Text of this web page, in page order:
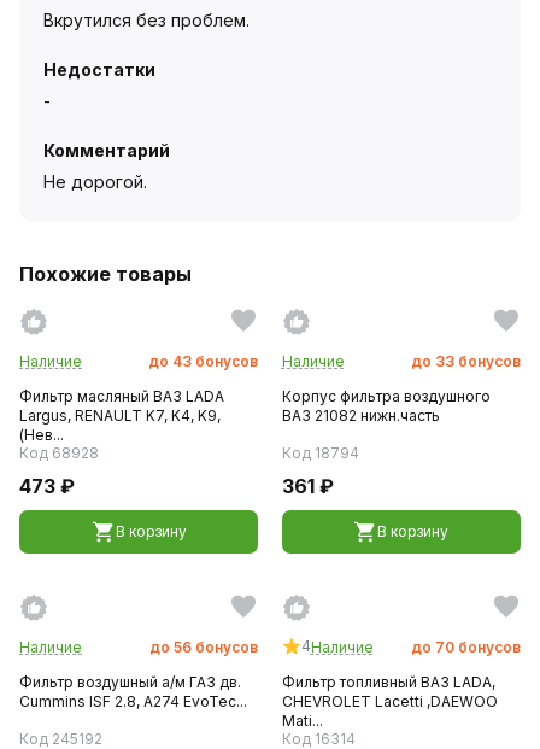
Вкрутился без проблем.
Недостатки
-
Комментарий
Не дорогой.
Похожие товары
Наличие до 43 бонусов
Фильтр масляный ВАЗ LADA
Largus, RENAULT K7, K4, K9,
(Нев...
Код 68928
473 ₽
В корзину
Наличие до 33 бонусов
Корпус фильтра воздушного
ВАЗ 21082 нижн.часть
Код 18794
361 ₽
В корзину
Наличие до 56 бонусов
Фильтр воздушный а/м ГАЗ дв.
Cummins ISF 2.8, А274 EvoTec...
Код 245192
4Наличие до 70 бонусов
Фильтр топливный ВАЗ LADA,
CHEVROLET Lacetti ,DAEWOO
Mati...
Код 16314